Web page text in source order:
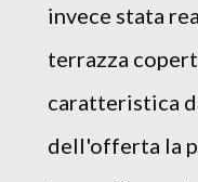
invece stata
terrazza
caratteristica
dell'offerta la